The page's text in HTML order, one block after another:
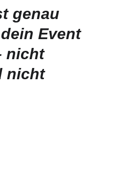
genau
Event
nicht
nicht